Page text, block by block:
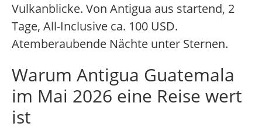
Vulkanblicke. Von Antigua aus startend, 2
Tage, All-Inclusive ca. 100 USD.
Atemberaubende Nächte unter Sternen.
Warum Antigua Guatemala
im Mai 2026 eine Reise wert
ist